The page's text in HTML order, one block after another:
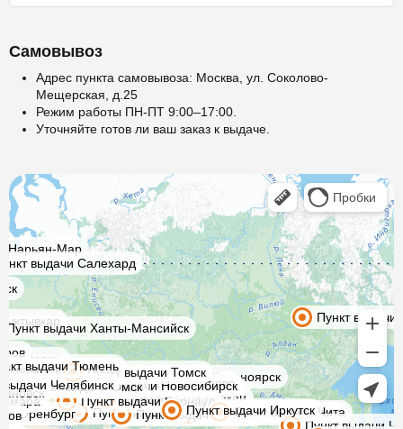
Самовывоз
Адрес пункта самовывоза: Москва, ул. Соколово-
Мещерская, д.25
Режим работы ПН-ПТ 9:00–17:00.
Уточняйте готов ли ваш заказ к выдаче.